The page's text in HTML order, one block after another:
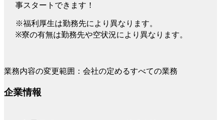
事スタートできます！
※福利厚生は勤務先により異なります。
※寮の有無は勤務先や空状況により異なります。
業務内容の変更範囲：会社の定めるすべての業務
企業情報